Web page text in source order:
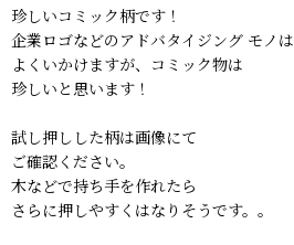
珍しいコミック柄です！
企業ロゴなどのアドバタイジング モノは
よくいかけますが、コミック物は
珍しいと思います！
試し押しした柄は画像にて
ご確認ください。
木などで持ち手を作れたら
さらに押しやすくはなりそうです。。